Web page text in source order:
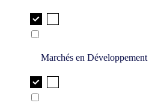
Marchés en Développement